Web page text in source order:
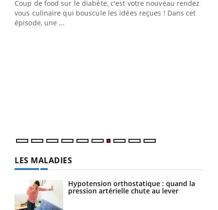
Coup de food sur le diabète, c'est votre nouveau rendez-
vous culinaire qui bouscule les idées reçues ! Dans cet
épisode, une ...
LES MALADIES
Hypotension orthostatique : quand la
pression artérielle chute au lever